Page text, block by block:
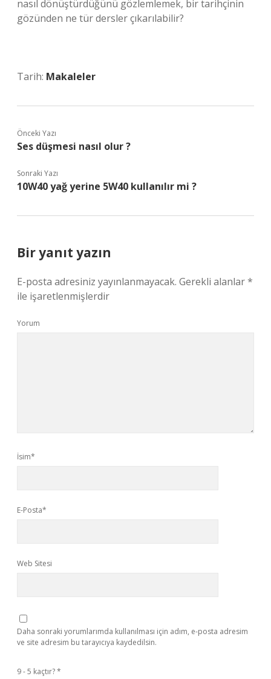
nasıl dönüştürdüğünü gözlemlemek, bir tarihçinin
gözünden ne tür dersler çıkarılabilir?
Tarih: Makaleler
Önceki Yazı
Ses düşmesi nasıl olur ?
Sonraki Yazı
10W40 yağ yerine 5W40 kullanılır mi ?
Bir yanıt yazın
E-posta adresiniz yayınlanmayacak. Gerekli alanlar*
ile işaretlenmişlerdir
Yorum
İsim*
E-Posta*
Web Sitesi
Daha sonraki yorumlarımda kullanılması için adım, e-posta adresim
ve site adresim bu tarayıcıya kaydedilsin.
9 - 5 kaçtır?*